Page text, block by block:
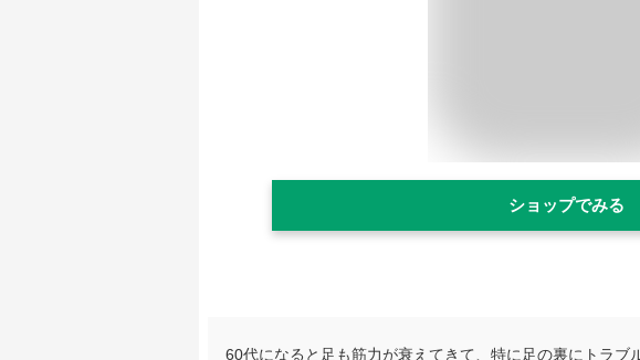
ショップでみる
60代になると足も筋力が衰えてきて、特に足の裏にトラブ